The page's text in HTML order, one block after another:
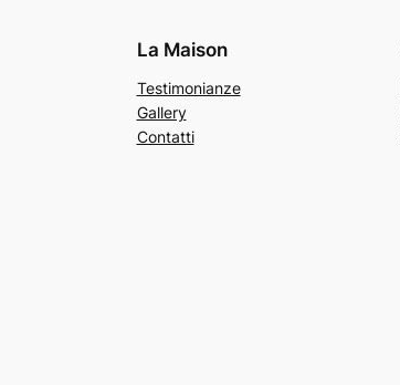
La Maison
Testimonianze
Gallery
Contatti